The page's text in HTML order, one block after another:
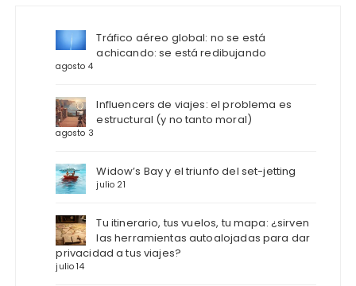
Tráfico aéreo global: no se está
achicando: se está redibujando
agosto 4
Influencers de viajes: el problema es
estructural (y no tanto moral)
agosto 3
Widow’s Bay y el triunfo del set-jetting
julio 21
Tu itinerario, tus vuelos, tu mapa: ¿sirven
las herramientas autoalojadas para dar
privacidad a tus viajes?
julio 14